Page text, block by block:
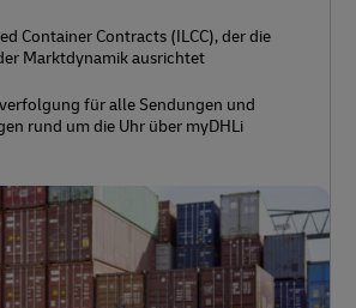
Container Contracts (ILCC), der die
Marktdynamik ausrichtet
für alle Sendungen und
rund um die Uhr über myDHLi